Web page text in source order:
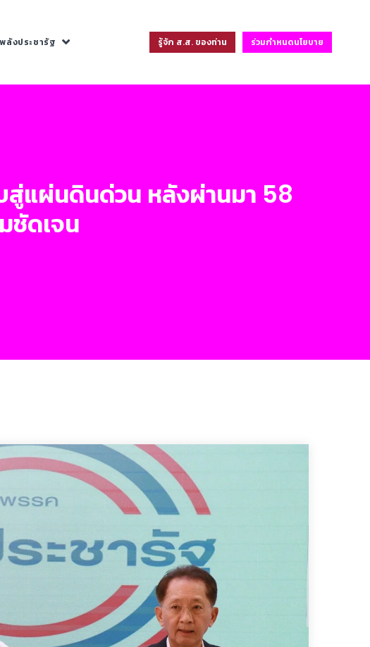
งประชารัฐ รู้จัก ส.ส. ของท่าน ร่วมกำหนดนโยบาย
สู่แผ่นดินด่วน หลังผ่านมา 58
ชัดเจน